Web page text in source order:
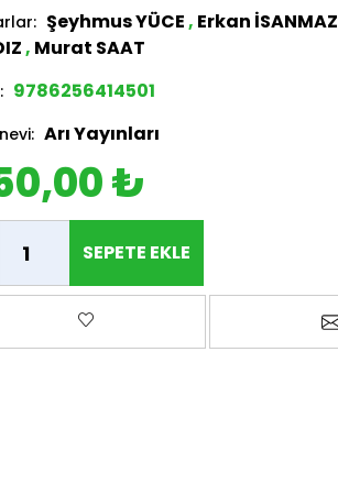
Şeyhmus YÜCE, Erkan İSANMAZ
, Murat SAAT
9786256414501
Arı Yayınları
₺
EKLE
SEPETE EKLE
Favorilere ekle